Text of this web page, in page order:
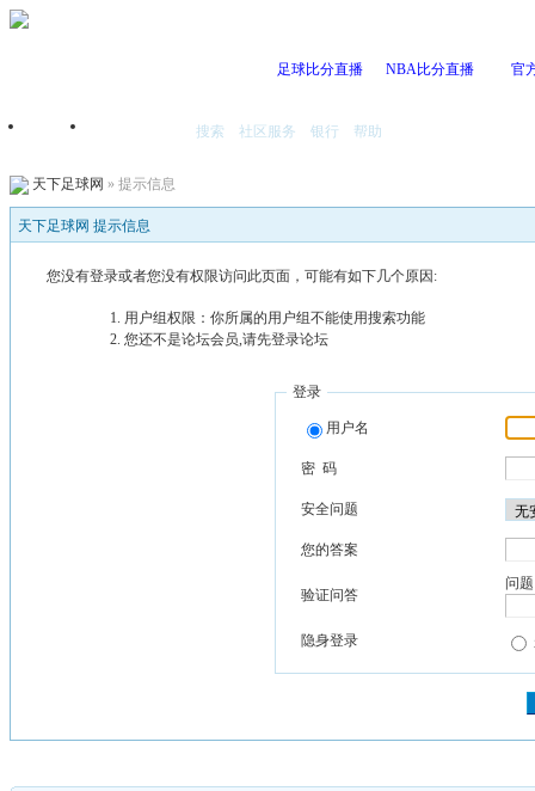
足球比分直播 NBA比分直播 官
首页 搜索 社区服务 银行 帮助
天下足球网 » 提示信息
天下足球网 提示信息
您没有登录或者您没有权限访问此页面，可能有如下几个原因:
用户组权限：你所属的用户组不能使用搜索功能
您还不是论坛会员,请先登录论坛
登录
用户名
密 码
安全问题
您的答案
验证问答
问
隐身登录